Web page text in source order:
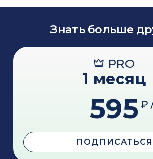
Знать больше
PRO
1 месяц
595 ₽
ПОДПИСАТЬСЯ